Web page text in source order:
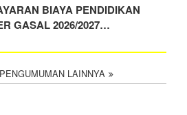
BIAYA PENDIDIKAN
GASAL 2026/2027…
PENGUMUMAN LAINNYA